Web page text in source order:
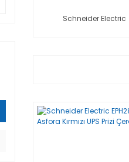
Schneider Electric